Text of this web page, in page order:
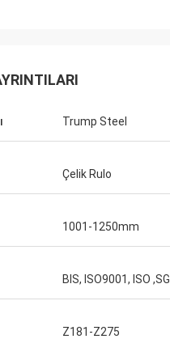
ettik.
Trump Steel
Çelik Rulo
1001-1250mm
BIS, ISO9001, ISO
Z181-Z275